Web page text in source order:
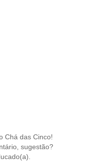
Chá das Cinco!
sugestão?